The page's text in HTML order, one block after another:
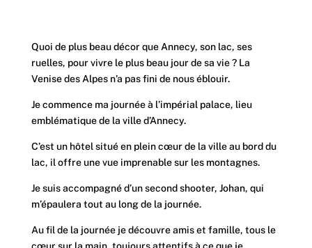
Quoi de plus beau décor que Annecy, son lac, ses
ruelles, pour vivre le plus beau jour de sa vie ? La
Venise des Alpes n’a pas fini de nous éblouir.
Je commence ma journée à l’impérial palace, lieu
emblématique de la ville d’Annecy.
C’est un hôtel situé en plein cœur de la ville au bord du
lac, il offre une vue imprenable sur les montagnes.
Je suis accompagné d’un second shooter, Johan, qui
m’épaulera tout au long de la journée.
Au fil de la journée je découvre amis et famille, tous le
cœur sur la main, toujours attentifs à ce que je